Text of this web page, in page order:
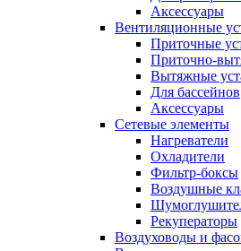
Аксессуары
Вентиляционные
Приточные
Приточно-
Вытяжные
Для бассейнов
Аксессуары
Сетевые элементы
Нагреватели
Охладители
Фильтр-боксы
Воздушные
Рекуператоры
Воздуховоды и